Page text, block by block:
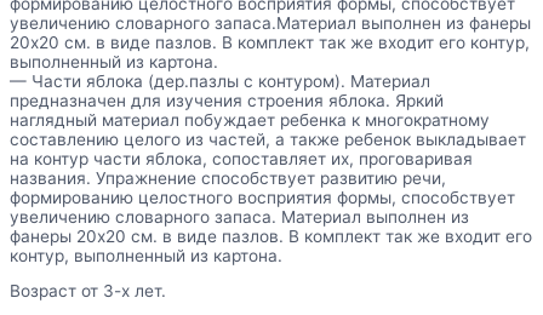
увеличению словарного запаса.Материал выполнен из фанеры
20х20 см. в виде пазлов. В комплект так же входит его контур,
выполненный из картона.
— Части яблока (дер.пазлы с контуром). Материал
предназначен для изучения строения яблока. Яркий
наглядный материал побуждает ребенка к многократному
составлению целого из частей, а также ребенок выкладывает
на контур части яблока, сопоставляет их, проговаривая
названия. Упражнение способствует развитию речи,
формированию целостного восприятия формы, способствует
увеличению словарного запаса. Материал выполнен из
фанеры 20х20 см. в виде пазлов. В комплект так же входит его
контур, выполненный из картона.
Возраст от 3-х лет.